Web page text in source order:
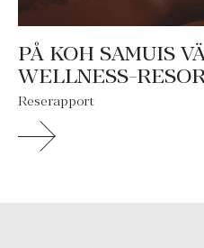
PÅ KOH SAMUIS
WELLNESS-
Reserapport